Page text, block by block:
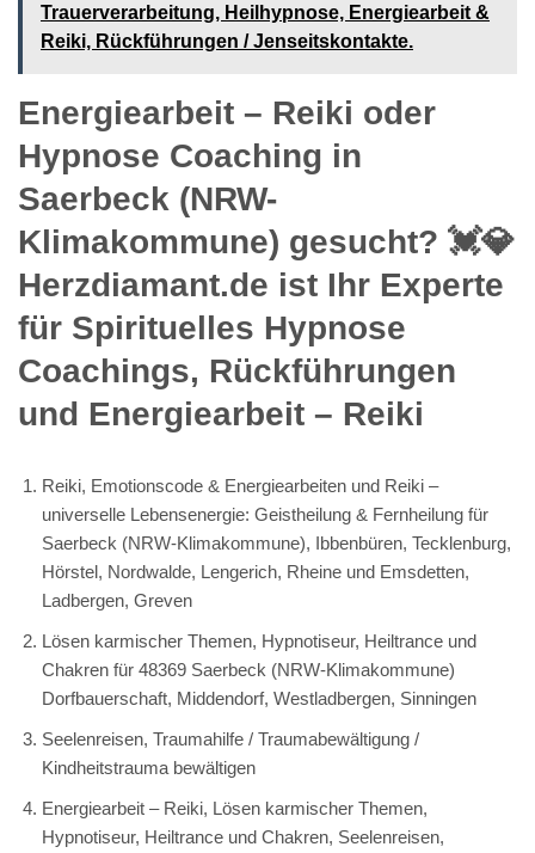
Trauerverarbeitung, Heilhypnose, Energiearbeit &
Reiki, Rückführungen / Jenseitskontakte.
Energiearbeit – Reiki oder
Hypnose Coaching in
Saerbeck (NRW-
Klimakommune) gesucht? 💓️💎
Herzdiamant.de ist Ihr Experte
für Spirituelles Hypnose
Coachings, Rückführungen
und Energiearbeit – Reiki
Reiki, Emotionscode & Energiearbeiten und Reiki –
universelle Lebensenergie: Geistheilung & Fernheilung für
Saerbeck (NRW-Klimakommune), Ibbenbüren, Tecklenburg,
Hörstel, Nordwalde, Lengerich, Rheine und Emsdetten,
Ladbergen, Greven
Lösen karmischer Themen, Hypnotiseur, Heiltrance und
Chakren für 48369 Saerbeck (NRW-Klimakommune)
Dorfbauerschaft, Middendorf, Westladbergen, Sinningen
Seelenreisen, Traumahilfe / Traumabewältigung /
Kindheitstrauma bewältigen
Energiearbeit – Reiki, Lösen karmischer Themen,
Hypnotiseur, Heiltrance und Chakren, Seelenreisen,